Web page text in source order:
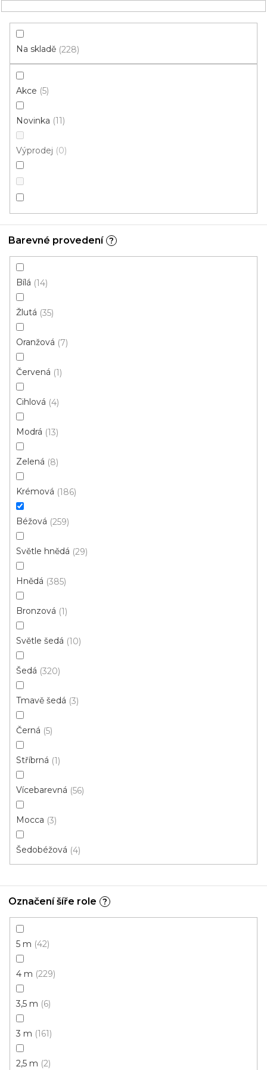
obsah
HLEDAT
NÁKUPNÍ
PVC / lino
Béžová
PVC do
bytu/domu
PVC
komerční
instituce aj.
ZAVŘÍT FILTR
Na skladě 228
Akce 5
Novinka 11
Výprodej 0
Barevné provedení ?
Bílá 14
Žlutá 35
Oranžová 7
Červená 1
Cihlová 4
Modrá 13
Zelená 8
Krémová 186
Béžová 259
Světle hnědá 29
Hnědá 385
Bronzová 1
Světle šedá 10
Šedá 320
Tmavě šedá 3
Černá 5
Stříbrná 1
Vícebarevná 56
Mocca 3
Šedobéžová 4
Označení šíře role ?
5 m 42
4 m 229
3,5 m 6
3 m 161
2,5 m 2
Top poměr cena/kvalita
PVC podlaha Dub HELIOS
od
410 Kč
4 m
Akce